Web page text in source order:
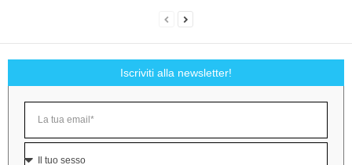
Iscriviti alla newsletter!